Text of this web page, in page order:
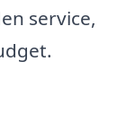
service,